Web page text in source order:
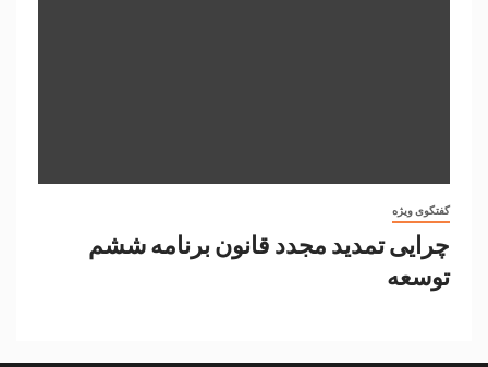
گفتگوی ویژه
چرایی تمدید مجدد قانون برنامه ششم
توسعه